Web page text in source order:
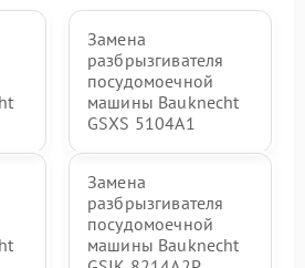
Замена
разбрызгивателя
посудомоечной
машины Bauknecht
GSXS 5104A1
Замена
разбрызгивателя
посудомоечной
машины Bauknecht